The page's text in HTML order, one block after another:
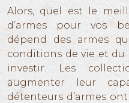
Alors, quel est le
d’armes pour vos
dépend des armes
conditions de vie et du
investir. Les
augmenter leur
détenteurs d’armes